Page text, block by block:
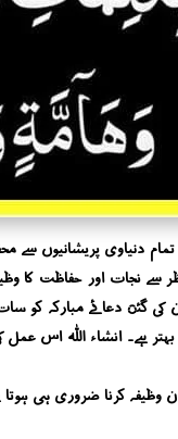
پریشانیوں سے
اور حفاظت کا وظیفہ
کی گئ دعائے مبارکہ
بہتر ہے۔ انشاء اللہ اس
کرنا ضروری ہی